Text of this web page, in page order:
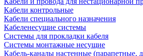
Кабели контрольные
Кабели специального назначения
Кабеленесущие системы
Системы для прокладки кабеля
Системы монтажные несущие
Кабель-каналы настенные